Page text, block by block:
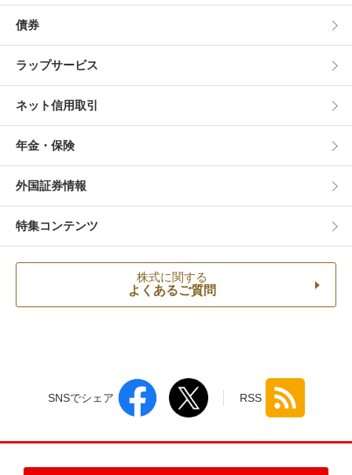
債券
ラップサービス
ネット信用取引
年金・保険
外国証券情報
特集コンテンツ
株式に関する
よくあるご質問
SNSでシェア RSS